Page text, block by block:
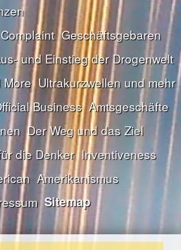
Geschäftsgebaren
und Einstieg der Drogenwelt
More Ultrakurzwellen und mehr
Business Amtsgeschäfte
Der Weg und das Ziel
die Denker Inventiveness
Amerikanismus
Sitemap